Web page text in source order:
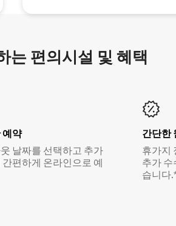
는 편의시설 및 혜택
예약
날짜를 선택하고 추가
편하게 온라인으로 예
간단한
휴가지
추가 수
습니다